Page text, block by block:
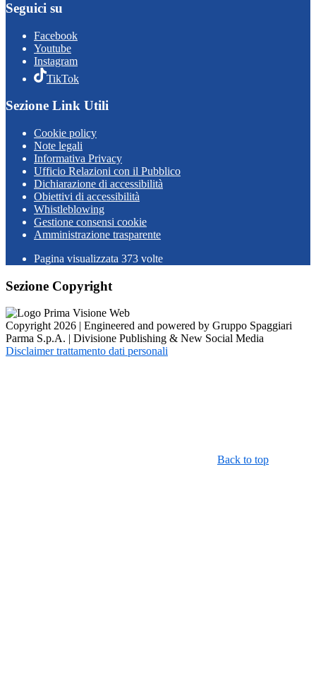
Seguici su
Facebook
Youtube
Instagram
TikTok
Sezione Link Utili
Cookie policy
Note legali
Informativa Privacy
Ufficio Relazioni con il Pubblico
Dichiarazione di accessibilità
Obiettivi di accessibilità
Whistleblowing
Gestione consensi cookie
Amministrazione trasparente
Pagina visualizzata 373 volte
Sezione Copyright
Copyright 2026 | Engineered and powered by Gruppo Spaggiari
Parma S.p.A. | Divisione Publishing & New Social Media
Disclaimer trattamento dati personali
Back to top